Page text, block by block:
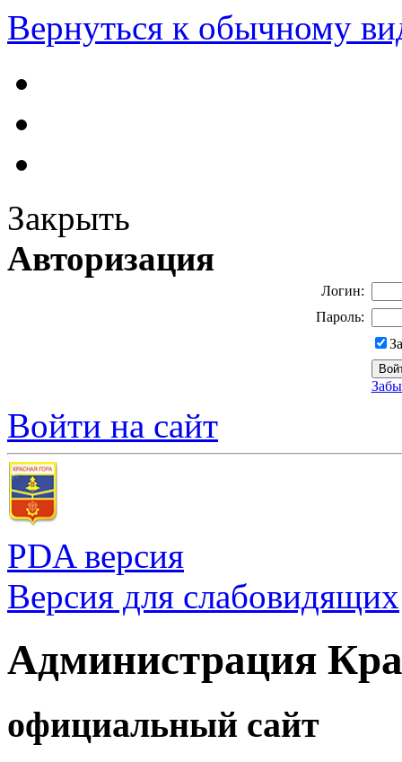
Вернуться к обычному
Закрыть
Авторизация
Логин:
Пароль:
Войти на сайт
PDA версия
Версия для слабовидящих
Администрация
официальный сайт